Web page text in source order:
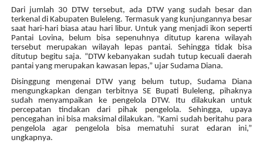
Dari jumlah 30 DTW tersebut, ada DTW yang sudah besar dan
terkenal di Kabupaten Buleleng. Termasuk yang kunjungannya besar
saat hari-hari biasa atau hari libur. Untuk yang menjadi ikon seperti
Pantai Lovina, belum bisa sepenuhnya ditutup karena wilayah
tersebut merupakan wilayah lepas pantai. Sehingga tidak bisa
ditutup begitu saja. “DTW kebanyakan sudah tutup kecuali daerah
pantai yang merupakan kawasan lepas,” ujar Sudama Diana.
Disinggung mengenai DTW yang belum tutup, Sudama Diana
mengungkapkan dengan terbitnya SE Bupati Buleleng, pihaknya
sudah menyampaikan ke pengelola DTW. Itu dilakukan untuk
percepatan tindakan dari pihak pengelola. Sehingga, upaya
pencegahan ini bisa maksimal dilakukan. “Kami sudah beritahu para
pengelola agar pengelola bisa mematuhi surat edaran ini,”
ungkapnya.